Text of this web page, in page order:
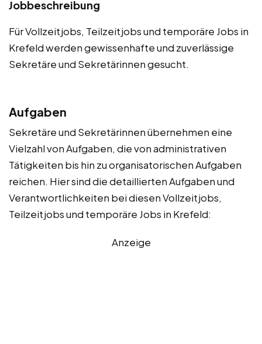
Jobbeschreibung
Für Vollzeitjobs, Teilzeitjobs und temporäre Jobs in
Krefeld werden gewissenhafte und zuverlässige
Sekretäre und Sekretärinnen gesucht.
Aufgaben
Sekretäre und Sekretärinnen übernehmen eine
Vielzahl von Aufgaben, die von administrativen
Tätigkeiten bis hin zu organisatorischen Aufgaben
reichen. Hier sind die detaillierten Aufgaben und
Verantwortlichkeiten bei diesen Vollzeitjobs,
Teilzeitjobs und temporäre Jobs in Krefeld:
Anzeige